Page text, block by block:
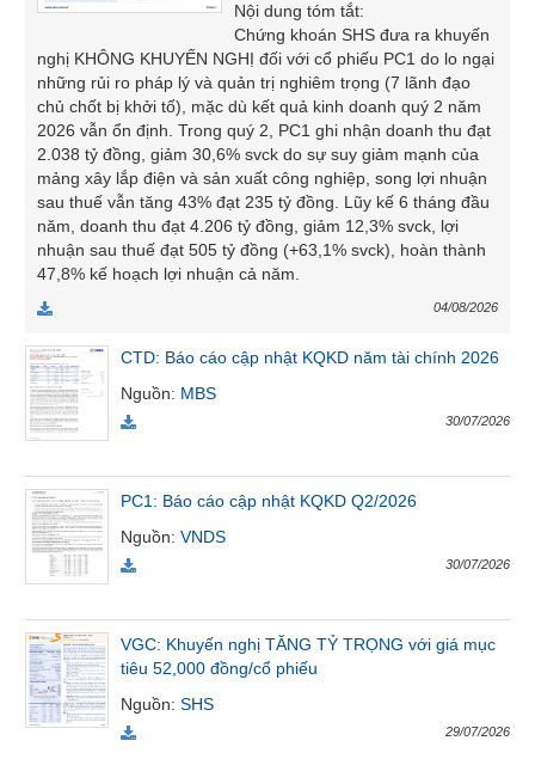
Nội dung tóm tắt:
Chứng khoán SHS đưa ra khuyến
nghị KHÔNG KHUYẾN NGHỊ đối với cổ phiếu PC1 do lo ngại
những rủi ro pháp lý và quản trị nghiêm trọng (7 lãnh đạo
chủ chốt bị khởi tố), mặc dù kết quả kinh doanh quý 2 năm
2026 vẫn ổn định. Trong quý 2, PC1 ghi nhận doanh thu đạt
2.038 tỷ đồng, giảm 30,6% svck do sự suy giảm mạnh của
mảng xây lắp điện và sản xuất công nghiệp, song lợi nhuận
sau thuế vẫn tăng 43% đạt 235 tỷ đồng. Lũy kế 6 tháng đầu
năm, doanh thu đạt 4.206 tỷ đồng, giảm 12,3% svck, lợi
nhuận sau thuế đạt 505 tỷ đồng (+63,1% svck), hoàn thành
47,8% kế hoạch lợi nhuận cả năm.
04/08/2026
CTD: Báo cáo cập nhật KQKD năm tài chính 2026
Nguồn: MBS
30/07/2026
PC1: Báo cáo cập nhật KQKD Q2/2026
Nguồn:VNDS
30/07/2026
VGC: Khuyến nghị TĂNG TỶ TRỌNG với giá mục
tiêu 52,000 đồng/cổ phiếu
Nguồn:SHS
29/07/2026
CÔNG
NGHỆ
THÔNG
TIN
DỊCH
TRUYỀN
THÔNG
TIỆN
ÍCH
BẤT
ĐỘNG
SẢN